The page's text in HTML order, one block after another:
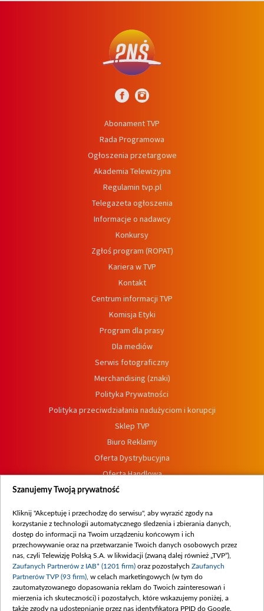
Abonament TVP
Rada Programowa
Ogłoszenia przetargowe
Akademia Telewizyjna
Regulamin tvp.pl
Telegazeta ogłoszenia
Informacje o nadawcy
Konkursy
Zgłoś program (ROPAT)
Kariera w TVP
Kontakt
Centrum informacji TVP
Komisja Etyki
Program dla prasy
Dla mediów
Serwis fotograficzny
Merchandising (znaki)
Polityka Prywatności
Polityka przeciwdziałania nadużyciom i korupcji
Sklep TVP
Biuro Reklamy
Oferta Dystrybucyjna
Oferta Handlowa
Dostępność
Procedura zgłoszeń wewnętrznych
Szanujemy Twoją prywatność
Kliknij "Akceptuję i przechodzę do serwisu", aby wyrazić zgody na
korzystanie z technologii automatycznego śledzenia i zbierania danych,
dostęp do informacji na Twoim urządzeniu końcowym i ich
przechowywanie oraz na przetwarzanie Twoich danych osobowych przez
nas, czyli Telewizję Polską S.A. w likwidacji (zwaną dalej również „TVP”),
Zaufanych Partnerów z IAB* (1201 firm) oraz pozostałych Zaufanych
Partnerów TVP (93 firm) , w celach marketingowych (w tym do
zautomatyzowanego dopasowania reklam do Twoich zainteresowań i
mierzenia ich skuteczności) i pozostałych, które wskazujemy poniżej, a
także zgody na udostępnianie przez nas identyfikatora PPID do Google.